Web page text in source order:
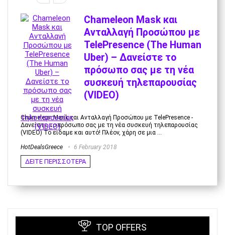
Chameleon Mask και
Ανταλλαγή Προσώπου με
TelePresence (The Human
Uber) – Δανείστε το
πρόσωπο σας με τη νέα
συσκευή τηλεπαρουσίας
(VIDEO)
Chameleon Mask και Ανταλλαγή Προσώπου με TelePresence -
Δανείστε το πρόσωπο σας με τη νέα συσκευή τηλεπαρουσίας
(VIDEO) To είδαμε και αυτό! Πλέον, χάρη σε μια ...
HotDealsGreece 6 February 2018
ΔΕΙΤΕ ΠΕΡΙΣΣΟΤΕΡΑ
TOP OFFERS